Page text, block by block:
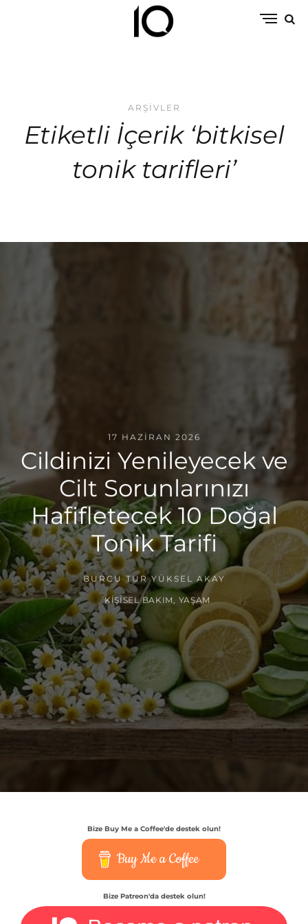
ARŞIVLER
Etiketli İçerik ‘bitkisel
tonik tarifleri’
17 HAZIRAN 2026
Cildinizi Yenileyecek ve
Cilt Sorunlarınızı
Hafifletecek 10 Doğal
Tonik Tarifi
BURCU TUR YÜKSEL AKAY
KIŞISEL BAKIM YAŞAM
Bize Buy Me a Coffee'de destek olun!
Buy Me a Coffee
Bize Patreon'da destek olun!